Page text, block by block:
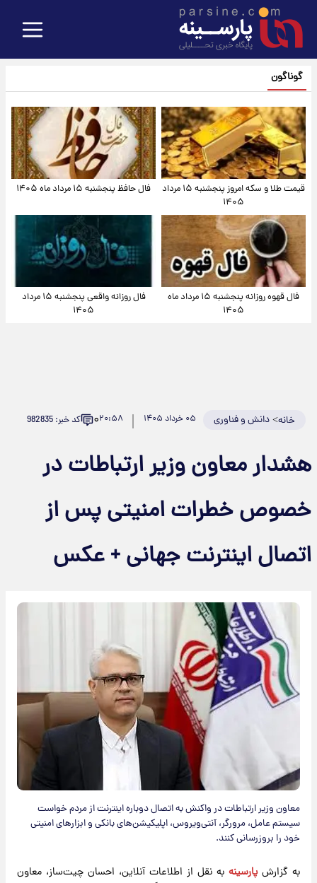
گوناگون
قیمت طلا و سکه امروز پنجشنبه ۱۵ مرداد
۱۴۰۵
فال حافظ پنجشنبه ۱۵ مرداد ماه ۱۴۰۵
فال قهوه روزانه پنجشنبه ۱۵ مرداد ماه
۱۴۰۵
فال روزانه واقعی پنجشنبه ۱۵ مرداد
۱۴۰۵
خانه>دانش و فناوری ۰۵ خرداد ۱۴۰۵ ۲۰:۵۸۰ کد خبر: 982835
هشدار معاون وزیر ارتباطات در
خصوص خطرات امنیتی پس از
اتصال اینترنت جهانی + عکس
معاون وزیر ارتباطات در واکنش به اتصال دوباره اینترنت از مردم خواست
سیستم عامل، مرورگر، آنتی‌ویروس، اپلیکیشن‌های بانکی و ابزارهای امنیتی
خود را بروزرسانی کنند.
به گزارش پارسینه به نقل از اطلاعات آنلاین، احسان چیت‌ساز، معاون